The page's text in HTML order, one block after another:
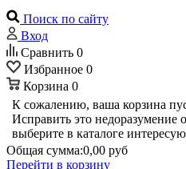
Поиск по сайту
Вход
Сравнить 0
Избранное 0
Корзина 0
К сожалению, ваша корзина
Исправить это недоразумение
выберите в каталоге
Общая сумма:0,00 руб
Перейти в корзину